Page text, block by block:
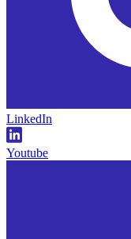
LinkedIn
Youtube